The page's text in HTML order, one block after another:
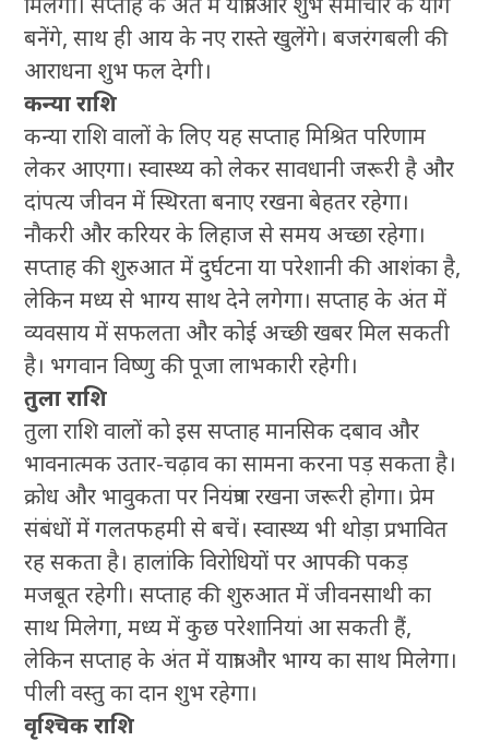
बनेंगे, साथ ही आय के नए रास्ते खुलेंगे। बजरंगबली की
आराधना शुभ फल देगी।
कन्या राशि
कन्या राशि वालों के लिए यह सप्ताह मिश्रित परिणाम
लेकर आएगा। स्वास्थ्य को लेकर सावधानी जरूरी है और
दांपत्य जीवन में स्थिरता बनाए रखना बेहतर रहेगा।
नौकरी और करियर के लिहाज से समय अच्छा रहेगा।
सप्ताह की शुरुआत में दुर्घटना या परेशानी की आशंका है,
लेकिन मध्य से भाग्य साथ देने लगेगा। सप्ताह के अंत में
व्यवसाय में सफलता और कोई अच्छी खबर मिल सकती
है। भगवान विष्णु की पूजा लाभकारी रहेगी।
तुला राशि
तुला राशि वालों को इस सप्ताह मानसिक दबाव और
भावनात्मक उतार-चढ़ाव का सामना करना पड़ सकता है।
क्रोध और भावुकता पर नियंत्रण रखना जरूरी होगा। प्रेम
संबंधों में गलतफहमी से बचें। स्वास्थ्य भी थोड़ा प्रभावित
रह सकता है। हालांकि विरोधियों पर आपकी पकड़
मजबूत रहेगी। सप्ताह की शुरुआत में जीवनसाथी का
साथ मिलेगा, मध्य में कुछ परेशानियां आ सकती हैं,
लेकिन सप्ताह के अंत में यात्रा और भाग्य का साथ मिलेगा।
पीली वस्तु का दान शुभ रहेगा।
वृश्चिक राशि